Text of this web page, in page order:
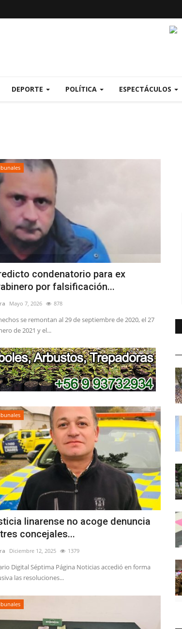
DEPORTE POLÍTICA ESPECTÁCULOS
condenatorio para ex
por falsificación...
Mayo 7, 2026 878
se remontan al 29 de septiembre de 2020, el 27
de 2021 y el...
linarense no acoge denuncia
concejales...
Diciembre 12, 2025 1379
Digital Séptima Página Noticias accedió en forma
las resoluciones...